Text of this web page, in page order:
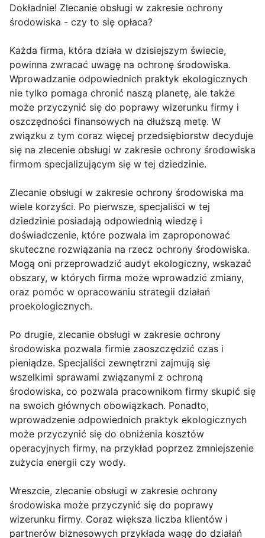
Dokładnie! Zlecanie obsługi w zakresie ochrony
środowiska - czy to się opłaca?
Każda firma, która działa w dzisiejszym świecie,
powinna zwracać uwagę na ochronę środowiska.
Wprowadzanie odpowiednich praktyk ekologicznych
nie tylko pomaga chronić naszą planetę, ale także
może przyczynić się do poprawy wizerunku firmy i
oszczędności finansowych na dłuższą metę. W
związku z tym coraz więcej przedsiębiorstw decyduje
się na zlecenie obsługi w zakresie ochrony środowiska
firmom specjalizującym się w tej dziedzinie.
Zlecanie obsługi w zakresie ochrony środowiska ma
wiele korzyści. Po pierwsze, specjaliści w tej
dziedzinie posiadają odpowiednią wiedzę i
doświadczenie, które pozwala im zaproponować
skuteczne rozwiązania na rzecz ochrony środowiska.
Mogą oni przeprowadzić audyt ekologiczny, wskazać
obszary, w których firma może wprowadzić zmiany,
oraz pomóc w opracowaniu strategii działań
proekologicznych.
Po drugie, zlecanie obsługi w zakresie ochrony
środowiska pozwala firmie zaoszczędzić czas i
pieniądze. Specjaliści zewnętrzni zajmują się
wszelkimi sprawami związanymi z ochroną
środowiska, co pozwala pracownikom firmy skupić się
na swoich głównych obowiązkach. Ponadto,
wprowadzenie odpowiednich praktyk ekologicznych
może przyczynić się do obniżenia kosztów
operacyjnych firmy, na przykład poprzez zmniejszenie
zużycia energii czy wody.
Wreszcie, zlecanie obsługi w zakresie ochrony
środowiska może przyczynić się do poprawy
wizerunku firmy. Coraz większa liczba klientów i
partnerów biznesowych przykłada wagę do działań